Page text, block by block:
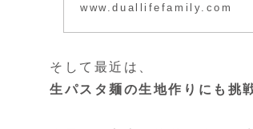
www.duallifefamily.com
そして最近は、
生パスタ麺の生地作りにも挑